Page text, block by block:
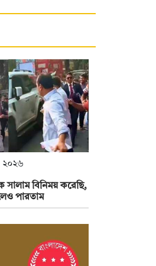
২০২৬
বিনিময় করেছি,
পারতাম